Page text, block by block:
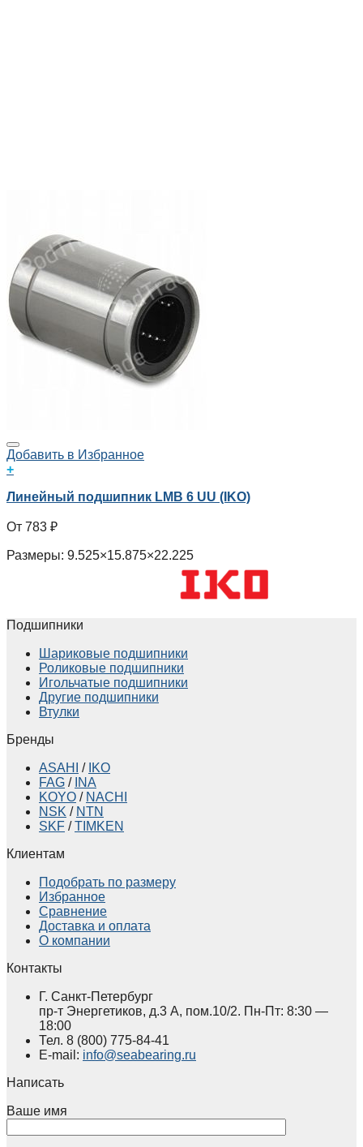
Добавить в Избранное
+
Линейный подшипник LMB 6 UU (IKO)
783 ₽
Размеры: 9.525×15.875×22.225
Подшипники
Шариковые подшипники
Роликовые подшипники
Игольчатые подшипники
Другие подшипники
Втулки
Бренды
ASAHI / IKO
FAG / INA
KOYO / NACHI
NSK / NTN
SKF /TIMKEN
Клиентам
Подобрать по размеру
Избранное
Сравнение
Доставка и оплата
О компании
Контакты
Г. Санкт-Петербург
пр-т Энергетиков, д.3 А, пом.10/2. Пн-Пт: 8:30 —
18:00
Тел. 8 (800) 775-84-41
E-mail: info@seabearing.ru
Написать
Ваше имя